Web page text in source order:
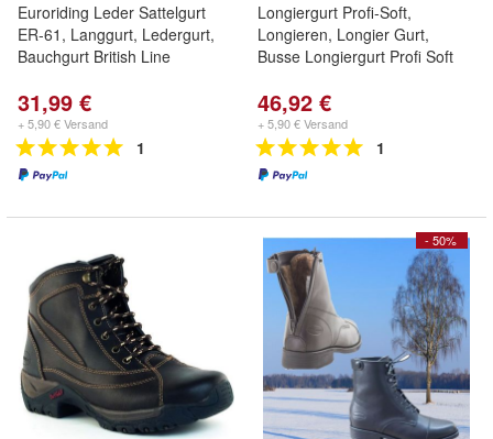
Euroriding Leder Sattelgurt
ER-61, Langgurt, Ledergurt,
Bauchgurt British Line
31,99 €
+ 5,90 € Versand
1
Longiergurt Profi-Soft,
Longieren, Longier Gurt,
Busse Longiergurt Profi Soft
46,92 €
+ 5,90 € Versand
1
- 50%